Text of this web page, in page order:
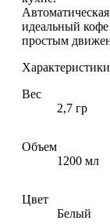
идеальный
простым
Характеристики
Вес
2,7 гр
Объем
1200 мл
Цвет
Белый